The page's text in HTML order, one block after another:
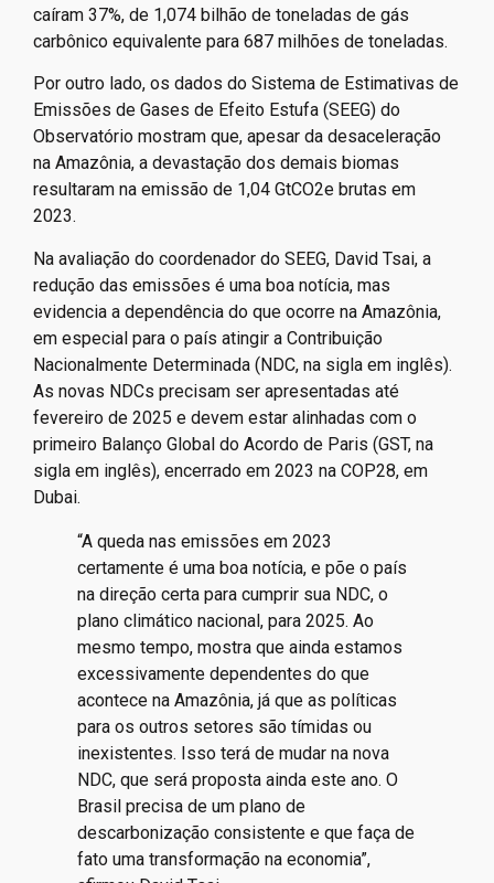
caíram 37%, de 1,074 bilhão de toneladas de gás
carbônico equivalente para 687 milhões de toneladas.
Por outro lado, os dados do Sistema de Estimativas de
Emissões de Gases de Efeito Estufa (SEEG) do
Observatório mostram que, apesar da desaceleração
na Amazônia, a devastação dos demais biomas
resultaram na emissão de 1,04 GtCO2e brutas em
2023.
Na avaliação do coordenador do SEEG, David Tsai, a
redução das emissões é uma boa notícia, mas
evidencia a dependência do que ocorre na Amazônia,
em especial para o país atingir a Contribuição
Nacionalmente Determinada (NDC, na sigla em inglês).
As novas NDCs precisam ser apresentadas até
fevereiro de 2025 e devem estar alinhadas com o
primeiro Balanço Global do Acordo de Paris (GST, na
sigla em inglês), encerrado em 2023 na COP28, em
Dubai.
“A queda nas emissões em 2023
certamente é uma boa notícia, e põe o país
na direção certa para cumprir sua NDC, o
plano climático nacional, para 2025. Ao
mesmo tempo, mostra que ainda estamos
excessivamente dependentes do que
acontece na Amazônia, já que as políticas
para os outros setores são tímidas ou
inexistentes. Isso terá de mudar na nova
NDC, que será proposta ainda este ano. O
Brasil precisa de um plano de
descarbonização consistente e que faça de
fato uma transformação na economia”,